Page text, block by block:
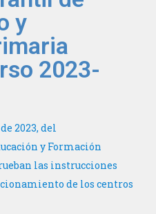
y
2023-
2023, del
y Formación
las instrucciones
de los centros